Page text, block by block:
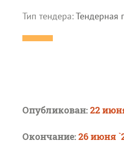
Тип тендера:Тендерная
Опубликован:22
Окончание:26 июня